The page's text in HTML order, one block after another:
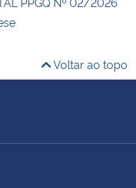
Voltar ao topo